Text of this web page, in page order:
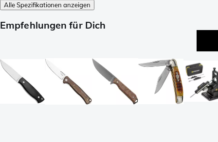
Alle Spezifikationen anzeigen
Empfehlungen für Dich